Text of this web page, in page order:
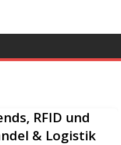
RFID und
& Logistik